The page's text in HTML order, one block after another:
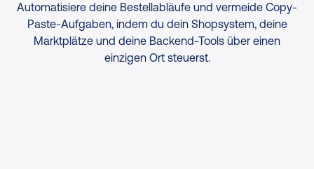
Automatisiere deine Bestellabläufe und vermeide Copy-
Paste-Aufgaben, indem du dein Shopsystem, deine
Marktplätze und deine Backend-Tools über einen
einzigen Ort steuerst.